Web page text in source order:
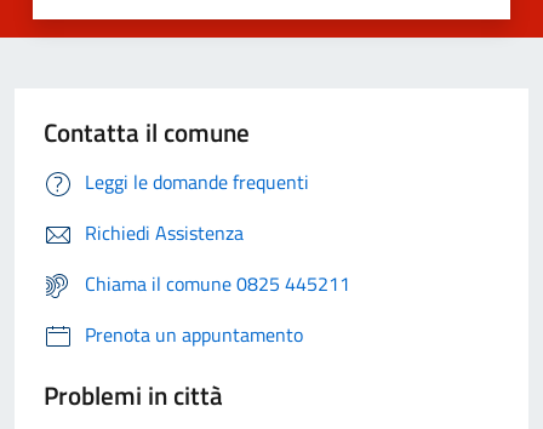
Contatta il comune
Leggi le domande frequenti
Richiedi Assistenza
Chiama il comune 0825 445211
Prenota un appuntamento
Problemi in città